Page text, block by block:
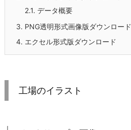
2.1. データ概要
3. PNG透明形式画像版ダウンロード
4. エクセル形式版ダウンロード
工場のイラスト